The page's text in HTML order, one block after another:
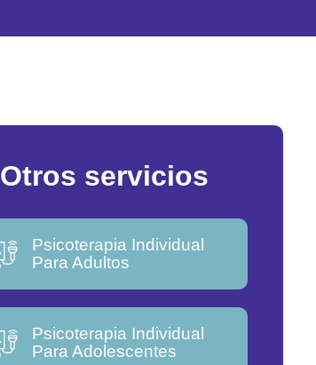
Otros servicios
Psicoterapia Individual
Para Adultos
Psicoterapia Individual
Para Adolescentes